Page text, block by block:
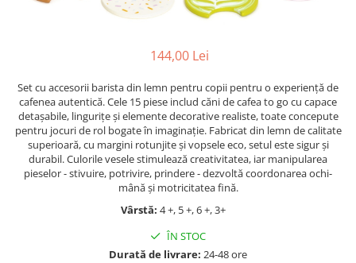
LEGO Harry Potter
LEGO Jurassic World
LEGO Sonic the Hedgehog
LEGO Wicked
LEGO Animal Crossing
LEGO Architecture
144,00 Lei
Set cu accesorii barista din lemn pentru copii pentru o experiență de
cafenea autentică. Cele 15 piese includ căni de cafea to go cu capace
detașabile, lingurițe și elemente decorative realiste, toate concepute
pentru jocuri de rol bogate în imaginație. Fabricat din lemn de calitate
superioară, cu margini rotunjite și vopsele eco, setul este sigur și
durabil. Culorile vesele stimulează creativitatea, iar manipularea
pieselor - stivuire, potrivire, prindere - dezvoltă coordonarea ochi-
mână și motricitatea fină.
Vârstă: 4 +, 5 +, 6 +, 3+
ÎN STOC
Durată de livrare: 24-48 ore